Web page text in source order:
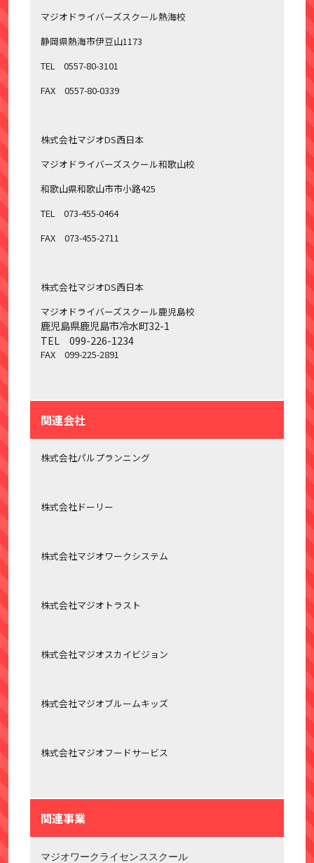
マジオドライバーズスクール熱海校
静岡県熱海市伊豆山1173
TEL 0557-80-3101
FAX 0557-80-0339
株式会社マジオDS西日本
マジオドライバーズスクール和歌山校
和歌山県和歌山市市小路425
TEL 073-455-0464
FAX 073-455-2711
株式会社マジオDS西日本
マジオドライバーズスクール鹿児島校
鹿児島県鹿児島市冷水町32-1
TEL 099-226-1234
FAX 099-225-2891
関連会社
株式会社パルプランニング
株式会社ドーリー
株式会社マジオワークシステム
株式会社マジオトラスト
株式会社マジオスカイビジョン
株式会社マジオブルームキッズ
株式会社マジオフードサービス
関連事業
マジオワークライセンススクール